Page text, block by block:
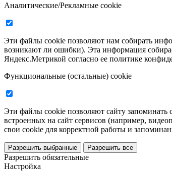
Аналитические/Рекламные cookie
Эти файлы cookie позволяют нам собирать
возникают ли ошибки). Эта информация
Яндекс.Метрикой согласно ее политике
Функциональные (остальные) cookie
Эти файлы cookie позволяют сайту запоминать
встроенных на сайт сервисов (например,
свои cookie для корректной работы и
Разрешить выбранные Разрешить все
Разрешить обязательные
Настройка